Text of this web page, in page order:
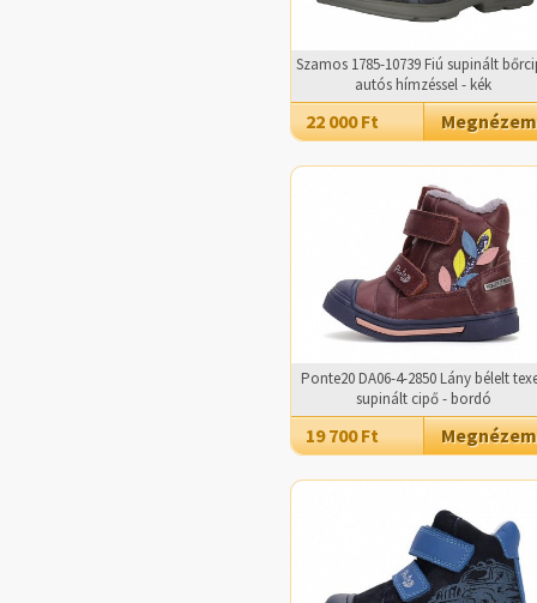
Szamos 1785-10739 Fiú supinált
autós hímzéssel - kék
22 000 Ft Megnézem
Ponte20 DA06-4-2850 Lány bélelt
supinált cipő - bordó
19 700 Ft Megnézem